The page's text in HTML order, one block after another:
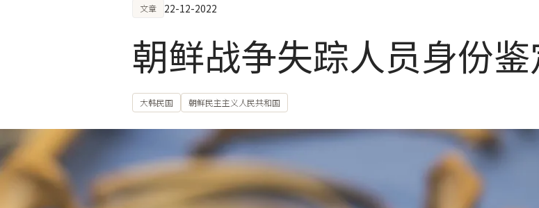
文章 22-12-2022
朝鲜战争失踪人员身份
大韩民国 朝鲜民主主义人民共和国